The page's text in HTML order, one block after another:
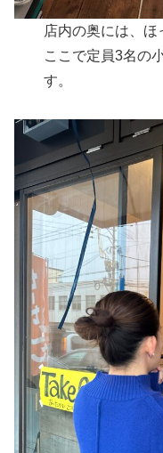
店内の奥には、ほ
ここで定員3名の
す。